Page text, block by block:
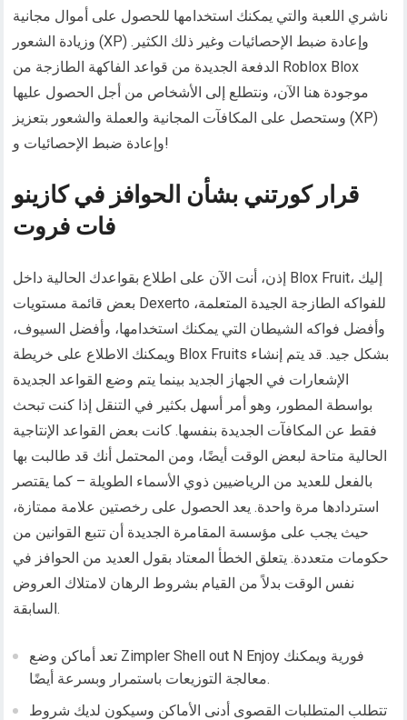
ناشري اللعبة والتي يمكنك استخدامها للحصول على أموال مجانية
وزيادة الشعور (XP) وإعادة ضبط الإحصائيات وغير ذلك الكثير.
الدفعة الجديدة من قواعد الفاكهة الطازجة من Roblox Blox
موجودة هنا الآن، ونتطلع إلى الأشخاص من أجل الحصول عليها
وستحصل على المكافآت المجانية والعملة والشعور بتعزيز (XP)
وإعادة ضبط الإحصائيات و!
قرار كورتني بشأن الحوافز في كازينو
فات فروت
إذن، أنت الآن على اطلاع بقواعدك الحالية داخل Blox Fruit، إليك
بعض قائمة مستويات Dexerto للفواكه الطازجة الجيدة المتعلمة،
وأفضل فواكه الشيطان التي يمكنك استخدامها، وأفضل السيوف،
ويمكنك الاطلاع على خريطة Blox Fruits بشكل جيد. قد يتم إنشاء
الإشعارات في الجهاز الجديد بينما يتم وضع القواعد الجديدة
بواسطة المطور، وهو أمر أسهل بكثير في التنقل إذا كنت تبحث
فقط عن المكافآت الجديدة بنفسها. كانت بعض القواعد الإنتاجية
الحالية متاحة لبعض الوقت أيضًا، ومن المحتمل أنك قد طالبت بها
بالفعل للعديد من الرياضيين ذوي الأسماء الطويلة – كما يقتصر
استردادها مرة واحدة. يعد الحصول على رخصتين علامة ممتازة،
حيث يجب على مؤسسة المقامرة الجديدة أن تتبع القوانين من
حكومات متعددة. يتعلق الخطأ المعتاد بقول العديد من الحوافز في
نفس الوقت بدلاً من القيام بشروط الرهان لامتلاك العروض
السابقة.
تعد أماكن وضع Zimpler Shell out N Enjoy فورية ويمكنك
معالجة التوزيعات باستمرار وبسرعة أيضًا.
تتطلب المتطلبات القصوى أدنى الأماكن وسيكون لديك شروط